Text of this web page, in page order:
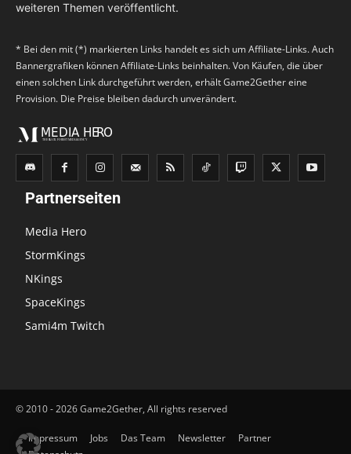
weiteren Themen veröffentlicht.
* Bei den mit (*) markierten Links handelt es sich um Affiliate-Links. Auch
Bannergrafiken können Affiliate-Links beinhalten. Von Käufen, die über
einen solchen Link durchgeführt werden, erhält Game2Gether eine
Provision. Die Preise bleiben dadurch unverändert.
Partnerseiten
Media Hero
StormKings
NKings
SpaceKings
Sami4m Twitch
© 2010 - 2026 Game2Gether, All rights reserved
Impressum Jobs Das Team Newsletter
Partner